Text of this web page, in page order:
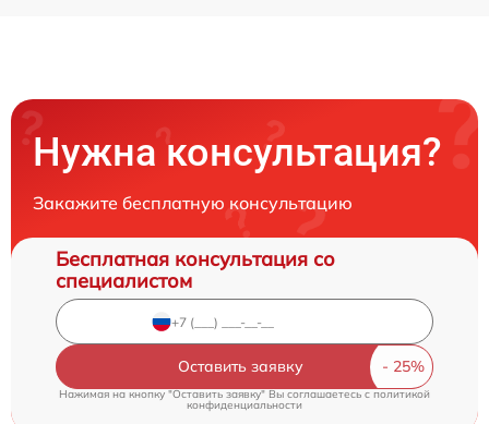
Нужна консультация?
Закажите бесплатную консультацию
Бесплатная консультация со
специалистом
Оставить заявку
Нажимая на кнопку "Оставить заявку" Вы соглашаетесь c политикой
конфиденциальности